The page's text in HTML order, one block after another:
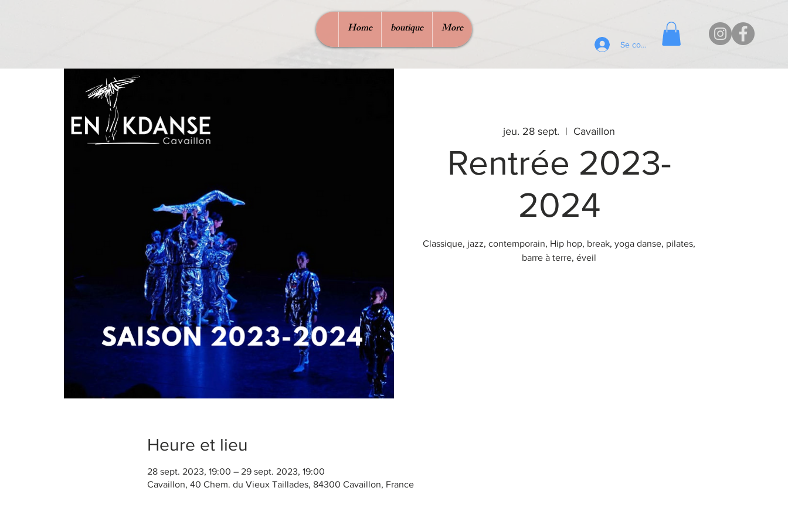
Home boutique More
Se connecter
jeu. 28 sept.
  |
Cavaillon
Rentrée 2023-
2024
Classique, jazz, contemporain, Hip hop, break, yoga danse, pilates,
barre à terre, éveil
Heure et lieu
28 sept. 2023, 19:00 – 29 sept. 2023, 19:00
Cavaillon, 40 Chem. du Vieux Taillades, 84300 Cavaillon, France